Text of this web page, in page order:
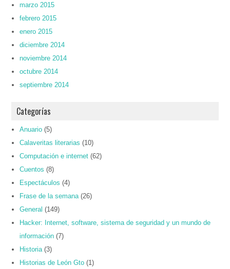
marzo 2015
febrero 2015
enero 2015
diciembre 2014
noviembre 2014
octubre 2014
septiembre 2014
Categorías
Anuario (5)
Calaveritas literarias (10)
Computación e internet (62)
Cuentos (8)
Espectáculos (4)
Frase de la semana (26)
General (149)
Hacker: Internet, software, sistema de seguridad y un mundo de
información (7)
Historia (3)
Historias de León Gto (1)